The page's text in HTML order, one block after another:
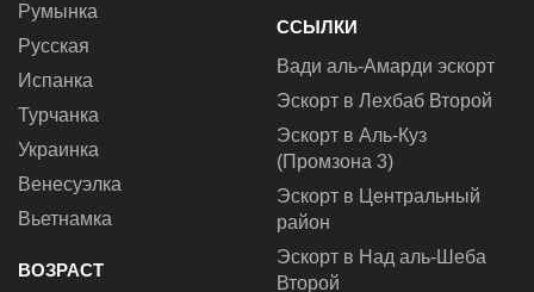
Румынка
Русская
Испанка
Турчанка
Украинка
Венесуэлка
Вьетнамка
ВОЗРАСТ
ССЫЛКИ
Вади аль-Амарди эскорт
Эскорт в Лехбаб Второй
Эскорт в Аль-Куз
(Промзона 3)
Эскорт в Центральный
район
Эскорт в Над аль-Шеба
Второй